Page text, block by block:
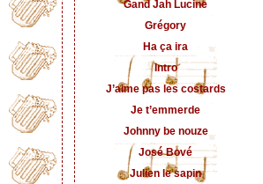
Gand Jah Lucine
Grégory
Ha ça ira
Intro
J’aime pas les costards
Je t’emmerde
Johnny be nouze
José Bové
Julien le sapin